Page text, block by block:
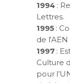
1994 :
Lettres.
1995:
de
1997:
Culture
pour